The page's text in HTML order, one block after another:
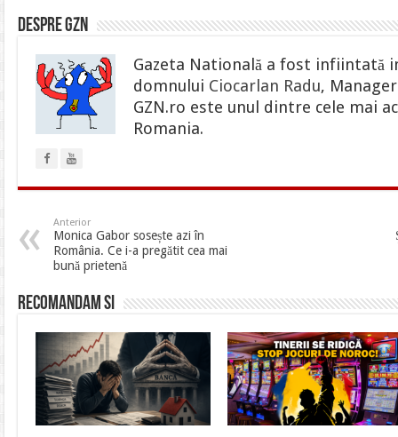
Despre gzn
Gazeta Natională a fost infiintată
domnului Ciocarlan Radu,
GZN.ro este unul dintre cele mai
Romania.
Anterior
Monica Gabor sosește azi în
România. Ce i-a pregătit cea mai
bună prietenă
Recomandam si